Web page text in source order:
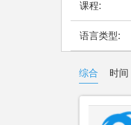
课程:
语言类型:
综合 时间